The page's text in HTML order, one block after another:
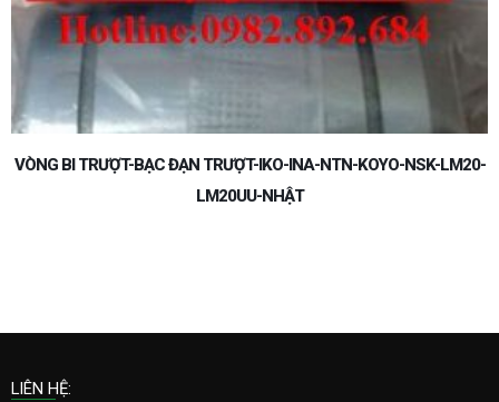
VÒNG BI TRƯỢT-BẠC ĐẠN TRƯỢT-IKO-INA-NTN-KOYO-NSK-LM20-
LM20UU-NHẬT
LIÊN HỆ: